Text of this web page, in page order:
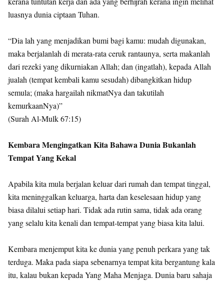
luasnya dunia ciptaan Tuhan.
“Dia lah yang menjadikan bumi bagi kamu: mudah digunakan,
maka berjalanlah di merata-rata ceruk rantaunya, serta makanlah
dari rezeki yang dikurniakan Allah; dan (ingatlah), kepada Allah
jualah (tempat kembali kamu sesudah) dibangkitkan hidup
semula; (maka hargailah nikmatNya dan takutilah
kemurkaanNya)”
(Surah Al-Mulk 67:15)
Kembara Mengingatkan Kita Bahawa Dunia Bukanlah
Tempat Yang Kekal
Apabila kita mula berjalan keluar dari rumah dan tempat tinggal,
kita meninggalkan keluarga, harta dan keselesaan hidup yang
biasa dilalui setiap hari. Tidak ada rutin sama, tidak ada orang
yang selalu kita kenali dan tempat-tempat yang biasa kita lalui.
Kembara menjemput kita ke dunia yang penuh perkara yang tak
terduga. Maka pada siapa sebenarnya tempat kita bergantung kala
itu, kalau bukan kepada Yang Maha Menjaga. Dunia baru sahaja